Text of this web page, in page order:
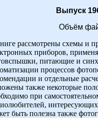
Выпуск
Объём
рассмотрены схемы и
приборов,
питающие и
процессов
и отдельные
также некоторые
при
быть полезна также